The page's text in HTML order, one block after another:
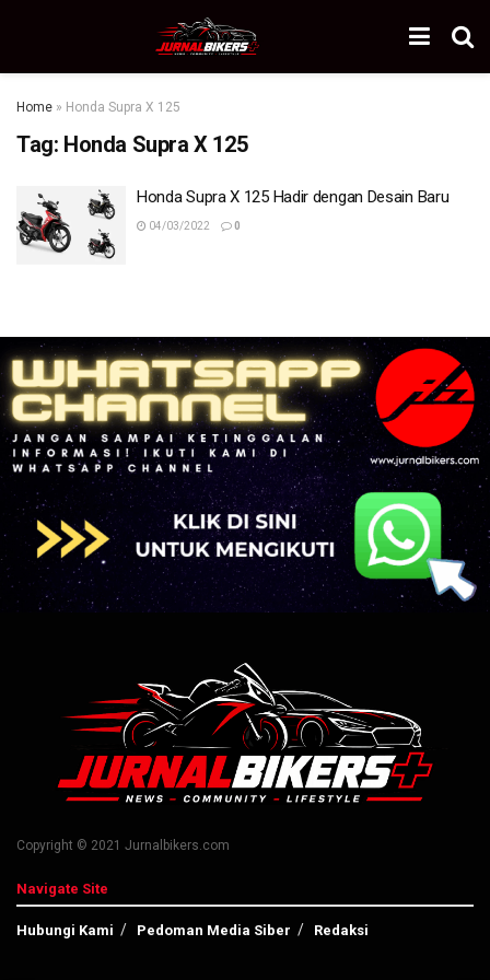
Home » Honda Supra X 125
Tag: Honda Supra X 125
Honda Supra X 125 Hadir dengan Desain Baru
04/03/2022 0
Copyright © 2021 Jurnalbikers.com
Navigate Site
Hubungi Kami Pedoman Media Siber Redaksi